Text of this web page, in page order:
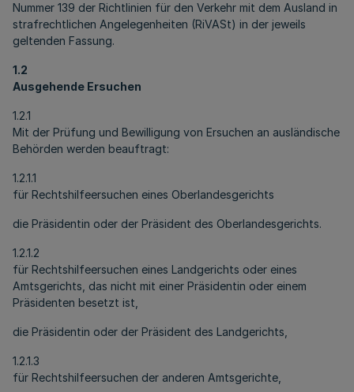
Nummer 139 der Richtlinien für den Verkehr mit dem Ausland in
strafrechtlichen Angelegenheiten (RiVASt) in der jeweils
geltenden Fassung.
1.2
Ausgehende Ersuchen
1.2.1
Mit der Prüfung und Bewilligung von Ersuchen an ausländische
Behörden werden beauftragt:
1.2.1.1
für Rechtshilfeersuchen eines Oberlandesgerichts
die Präsidentin oder der Präsident des Oberlandesgerichts.
1.2.1.2
für Rechtshilfeersuchen eines Landgerichts oder eines
Amtsgerichts, das nicht mit einer Präsidentin oder einem
Präsidenten besetzt ist,
die Präsidentin oder der Präsident des Landgerichts,
1.2.1.3
für Rechtshilfeersuchen der anderen Amtsgerichte,